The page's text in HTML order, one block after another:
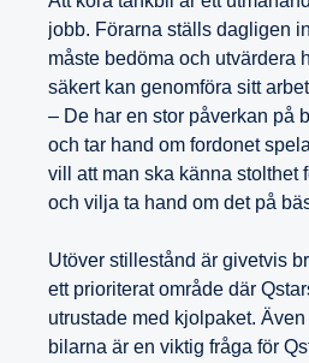
jobb. Förarna ställs dagligen
måste bedöma och utvärdera
säkert kan genomföra sitt
– De har en stor påverkan på
och tar hand om fordonet
vill att man ska känna stolthet
och vilja ta hand om det på
Utöver stillestånd är givetvis
ett prioriterat område där
utrustade med kjolpaket.
bilarna är en viktig fråga för